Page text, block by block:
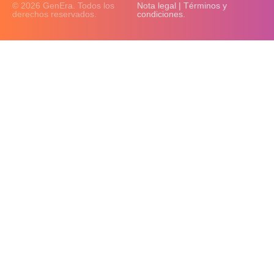
© 2026 GenEra. Todos los
derechos reservados.
Nota legal | Términos y
condiciones.